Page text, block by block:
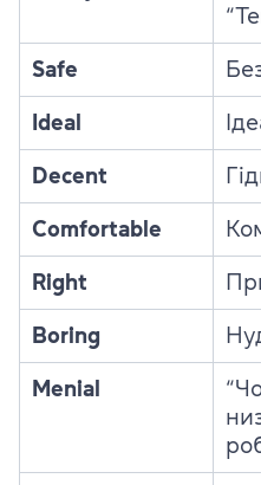
Safe
Ideal
Decent
Comfortable
Right
Boring
Menial